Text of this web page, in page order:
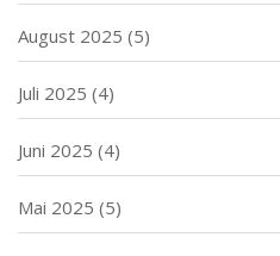
August 2025 (5)
Juli 2025 (4)
Juni 2025 (4)
Mai 2025 (5)